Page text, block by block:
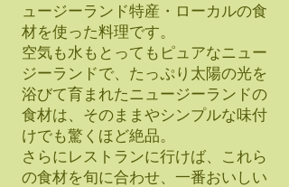
ュージーランド特産・ローカルの食
材を使った料理です。
空気も水もとってもピュアなニュー
ジーランドで、たっぷり太陽の光を
浴びて育まれたニュージーランドの
食材は、そのままやシンプルな味付
けでも驚くほど絶品。
さらにレストランに行けば、これら
の食材を旬に合わせ、一番おいしい